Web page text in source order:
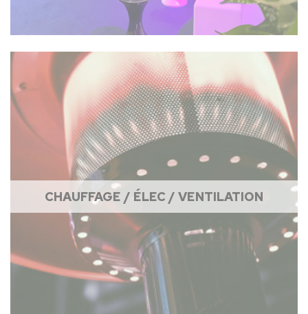
CHAUFFAGE / ÉLEC / VENTILATION